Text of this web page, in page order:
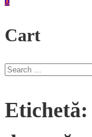
călătorii
și
finețuri
Cart
Search
for:
Etichetă: